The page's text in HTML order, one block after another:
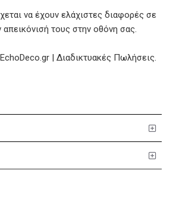
να έχουν ελάχιστες διαφορές σε
τους στην οθόνη σας.
| Διαδικτυακές Πωλήσεις.